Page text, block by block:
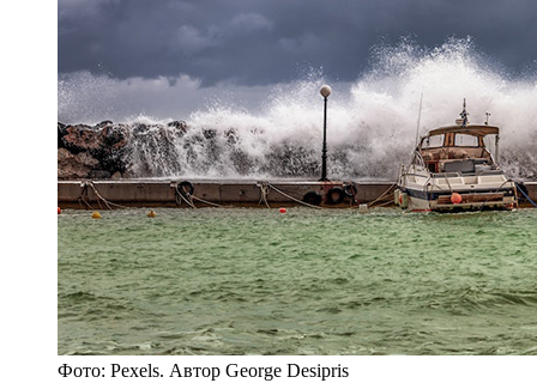
Фото: Pexels. Автор George Desipris